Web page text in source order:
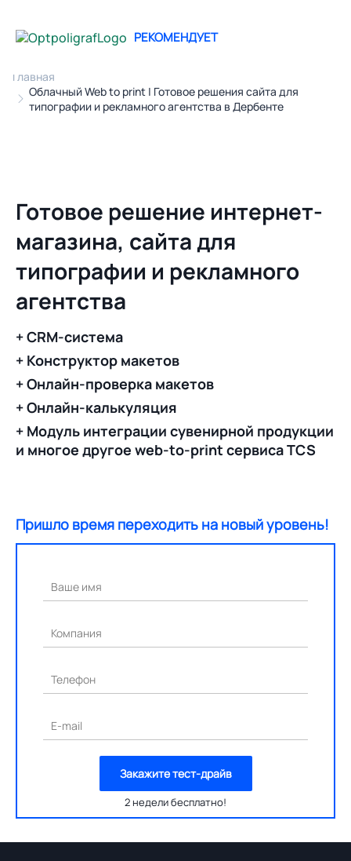
Главная
Облачный Web to print | Готовое решения сайта для
типографии и рекламного агентства в Дербенте
РЕКОМЕНДУЕТ
Готовое решение интернет-
магазина, сайта для
типографии и рекламного
агентства
+ CRM-система
+ Конструктор макетов
+ Онлайн-проверка макетов
+ Онлайн-калькуляция
+ Модуль интеграции сувенирной продукции
и многое другое web-to-print сервиса TCS
Пришло время переходить на новый уровень!
Ваше имя
Компания
Телефон
E-mail
Закажите тест-драйв
2 недели бесплатно!